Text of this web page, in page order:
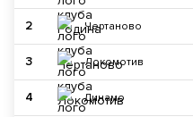
2 Чертаново
3 Локомотив
4 Динамо